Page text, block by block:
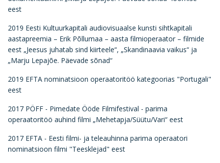
eest
2019 Eesti Kultuurkapitali audiovisuaalse kunsti sihtkapitali
aastapreemia – Erik Põllumaa – aasta filmioperaator – filmide
eest „Jeesus juhatab sind kiirteele“, „Skandinaavia vaikus“ ja
„Marju Lepajõe. Päevade sõnad“
2019 EFTA nominatsioon operaatoritöö kategoorias "Portugali"
eest
2017 PÖFF - Pimedate Ööde Filmifestival - parima
operaatoritöö auhind filmi „Mehetapja/Süütu/Vari“ eest
2017 EFTA - Eesti filmi- ja teleauhinna parima operaatori
nominatsioon filmi "Teesklejad" eest